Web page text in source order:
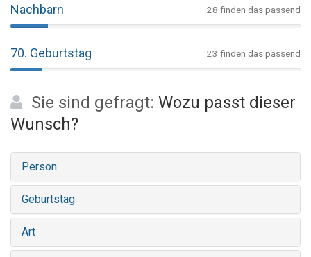
Nachbarn 28 finden das passend
70. Geburtstag 23 finden das passend
Sie sind gefragt: Wozu passt dieser
Wunsch?
Person
Geburtstag
Art